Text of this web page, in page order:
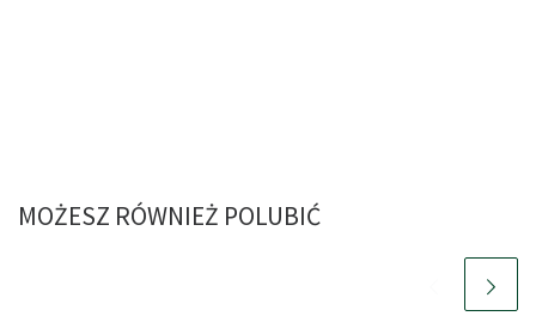
MOŻESZ RÓWNIEŻ POLUBIĆ